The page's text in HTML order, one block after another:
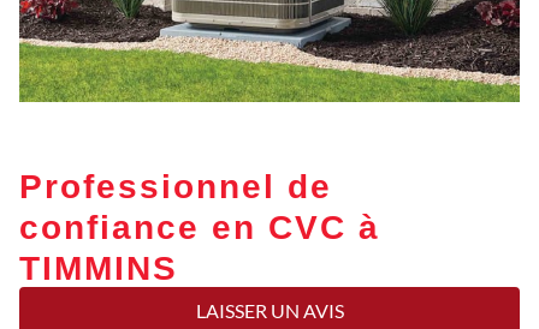
Professionnel de
confiance en CVC à
TIMMINS
LAISSER UN AVIS